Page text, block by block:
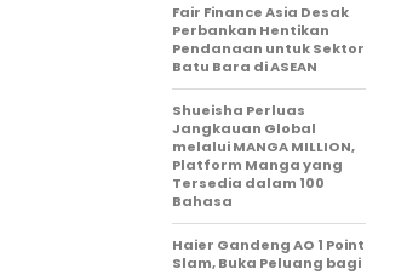
Fair Finance Asia Desak
Perbankan Hentikan
Pendanaan untuk Sektor
Batu Bara di ASEAN
Shueisha Perluas
Jangkauan Global
melalui MANGA MILLION,
Platform Manga yang
Tersedia dalam 100
Bahasa
Haier Gandeng AO 1 Point
Slam, Buka Peluang bagi